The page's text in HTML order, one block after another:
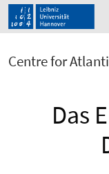
Centre for
Das